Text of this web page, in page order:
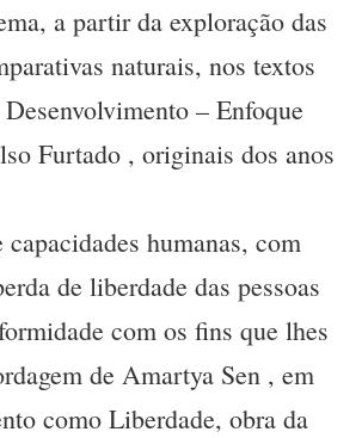
a partir da exploração das
naturais, nos textos
– Enfoque
Furtado , originais dos anos
capacidades humanas, com
de liberdade das pessoas
com os fins que lhes
de Amartya Sen , em
como Liberdade, obra da